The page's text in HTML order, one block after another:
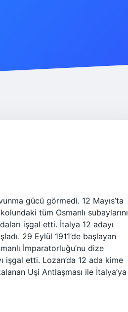
gücü görmedi. 12 Mayıs’ta
tüm Osmanlı subaylarını
işgal etti. İtalya 12 adayı
29 Eylül 1911’de başlayan
İmparatorluğu’nu dize
işgal etti. Lozan’da 12 ada kime
Uşi Antlaşması ile İtalya’ya